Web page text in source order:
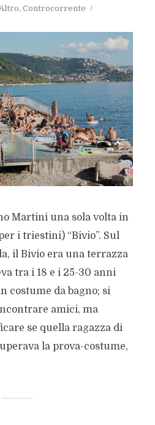
, Controcorrente
Martini una sola volta in
i triestini) “Bivio”. Sul
il Bivio era una terrazza
tra i 18 e i 25-30 anni
costume da bagno; si
amici, ma
se quella ragazza di
la prova-costume,